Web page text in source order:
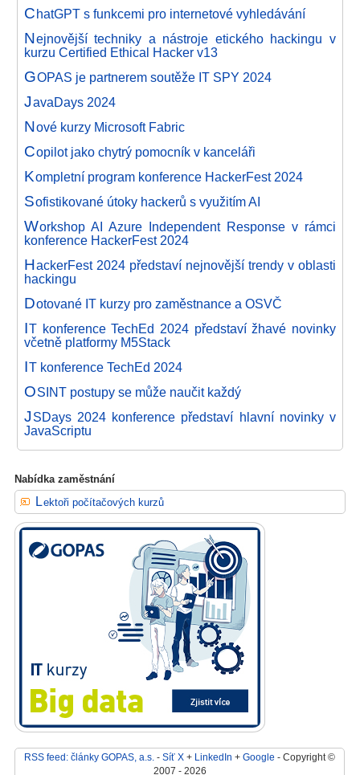
ChatGPT s funkcemi pro internetové vyhledávání
Nejnovější techniky a nástroje etického hackingu v
kurzu Certified Ethical Hacker v13
GOPAS je partnerem soutěže IT SPY 2024
JavaDays 2024
Nové kurzy Microsoft Fabric
Copilot jako chytrý pomocník v kanceláři
Kompletní program konference HackerFest 2024
Sofistikované útoky hackerů s využitím AI
Workshop AI Azure Independent Response v rámci
konference HackerFest 2024
HackerFest 2024 představí nejnovější trendy v oblasti
hackingu
Dotované IT kurzy pro zaměstnance a OSVČ
IT konference TechEd 2024 představí žhavé novinky
včetně platformy M5Stack
IT konference TechEd 2024
OSINT postupy se může naučit každý
JSDays 2024 konference představí hlavní novinky v
JavaScriptu
Nabídka zaměstnání
Lektoři počítačových kurzů
RSS feed: články GOPAS, a.s. - Síť X + LinkedIn + Google - Copyright ©
2007 - 2026